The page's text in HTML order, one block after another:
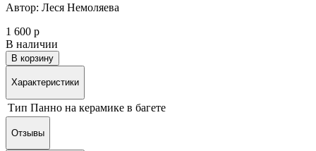
Автор: Леся Немоляева
1 600 р
В наличии
В корзину
Характеристики
Тип Панно на керамике в багете
Отзывы